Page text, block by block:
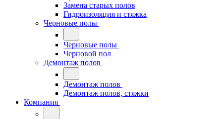
Замена старых полов
Гидроизоляция и стяжка
Черновые полы
Черновые полы
Черновой пол
Демонтаж полов
Демонтаж полов
Демонтаж полов, стяжки
Компания